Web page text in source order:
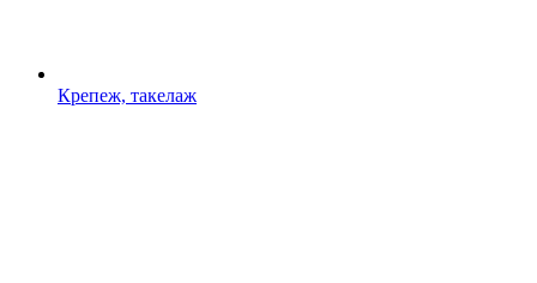
Крепеж, такелаж